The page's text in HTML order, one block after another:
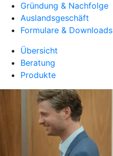
Gründung & Nachfolge
Auslandsgeschäft
Formulare & Downloads
Übersicht
Beratung
Produkte